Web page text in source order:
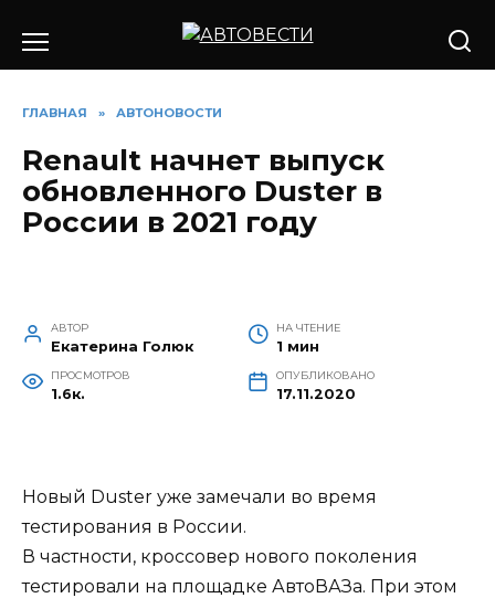
содержанию
ГЛАВНАЯ » АВТОНОВОСТИ
Renault начнет выпуск
обновленного Duster в
России в 2021 году
АВТОР
Екатерина Голюк
НА ЧТЕНИЕ
1 мин
ПРОСМОТРОВ
1.6к.
ОПУБЛИКОВАНО
17.11.2020
Новый Duster уже замечали во время
тестирования в России.
В частности, кроссовер нового поколения
тестировали на площадке АвтоВАЗа. При этом